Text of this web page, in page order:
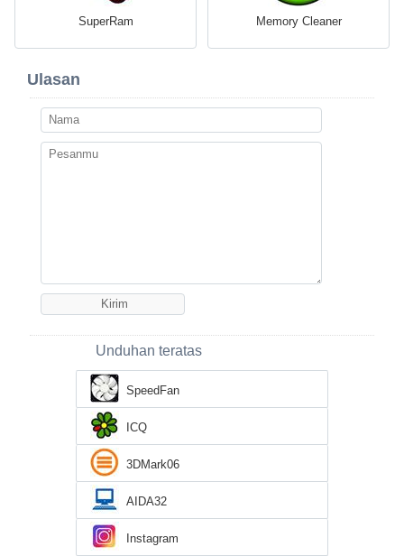
SuperRam Memory Cleaner
Ulasan
Unduhan teratas
SpeedFan
ICQ
3DMark06
AIDA32
Instagram